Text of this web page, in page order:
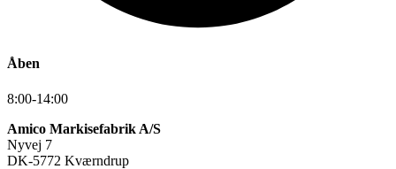
Åben
8:00-14:00
Amico Markisefabrik A/S
Nyvej 7
DK-5772 Kværndrup